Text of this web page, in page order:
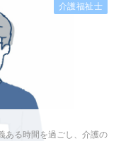
ある時間を過ごし、介護の
介護福祉士